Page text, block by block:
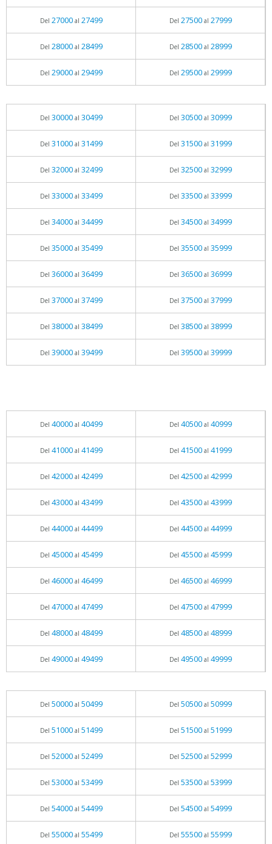
Del 27000al 27499 Del 27500al 27999
Del 28000al 28499 Del 28500al 28999
Del 29000al 29499 Del 29500al 29999
Del 30000al 30499 Del 30500al 30999
Del 31000al 31499 Del 31500al 31999
Del 32000al 32499 Del 32500al 32999
Del 33000al 33499 Del 33500al 33999
Del 34000al 34499 Del 34500al 34999
Del 35000al 35499 Del 35500al 35999
Del 36000al 36499 Del 36500al 36999
Del 37000al 37499 Del 37500al 37999
Del 38000al 38499 Del 38500al 38999
Del 39000al 39499 Del 39500al 39999
Del 40000al 40499 Del 40500al 40999
Del 41000al 41499 Del 41500al 41999
Del 42000al 42499 Del 42500al 42999
Del 43000al 43499 Del 43500al 43999
Del 44000al 44499 Del 44500al 44999
Del 45000al 45499 Del 45500al 45999
Del 46000al 46499 Del 46500al 46999
Del 47000al 47499 Del 47500al 47999
Del 48000al 48499 Del 48500al 48999
Del 49000al 49499 Del 49500al 49999
Del 50000al 50499 Del 50500al 50999
Del 51000al 51499 Del 51500al 51999
Del 52000al 52499 Del 52500al 52999
Del 53000al 53499 Del 53500al 53999
Del 54000al 54499 Del 54500al 54999
Del 55000al 55499 Del 55500al 55999